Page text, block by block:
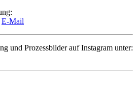
E-Mail
und Prozessbilder auf Instagram unter: